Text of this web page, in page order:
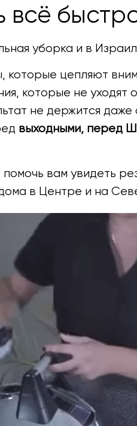
всё
уборка и в
которые цепляют
которые не
не держится даже
выходными, перед
помочь вам увидеть
в Центре и на